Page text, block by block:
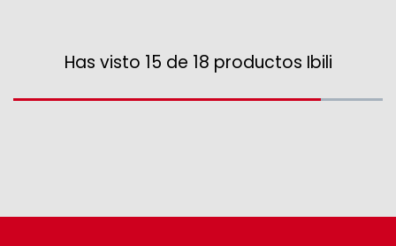
Has visto 15 de 18 productos Ibili